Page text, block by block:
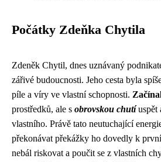
Počátky Zdeňka Chytila
Zdeněk Chytil, dnes uznávaný
zářivé budoucnosti. Jeho cesta byla
píle a víry ve vlastní schopnosti.
prostředků, ale s obrovskou chutíuspět
vlastního. Právě tato neutuchající
překonávat překážky ho dovedly k
nebál riskovat a poučit se z vlastních